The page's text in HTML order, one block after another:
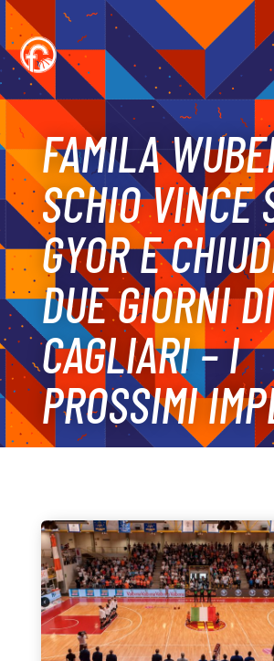
FAMILA
SCHIO VINCE
GYOR E
DUE GIORNI DI
CAGLIARI – I
PROSSIMI